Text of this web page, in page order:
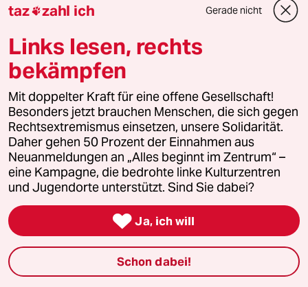
Problematisch könnte auch der September
werden. Zu­mindest für manch einen Ab­
geordneten oder sogar für die gesamte
Bundesregierung. Spricht man mit IT-Experten
und Behördenmitarbeitern über die mögliche
Veröffent­lichung der abge­flossenen 16 Gigabyte
des Bundestagshacks, heißt es: Alles unter
Kontrolle. Was eigentlich heißt: Nichts unter
Kontrolle. Ob die Daten irgendwo im Netz
auftauchen und mit welcher Wucht, das hat
momentan nur einer in der Hand: APT28.
Letzte Frage an Beck: Was vermutet sie, was in den
abgeflossenen 16 Gigabyte enthalten ist? An
Staatsgeheimnisse glaube sie eher nicht, sagt Beck.
taz zahl ich Gerade nicht
Links lesen, rechts
bekämpfen
Mit doppelter Kraft für eine offene Gesellschaft!
Besonders jetzt brauchen Menschen, die sich gegen
Rechtsextremismus einsetzen, unsere Solidarität.
Daher gehen 50 Prozent der Einnahmen aus
Neuanmeldungen an „Alles beginnt im Zentrum“ –
eine Kampagne, die bedrohte linke Kulturzentren
und Jugendorte unterstützt. Sind Sie dabei?
 Ja, ich will
Schon dabei!